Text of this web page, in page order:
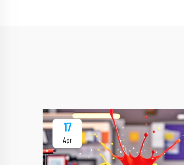
17
Apr